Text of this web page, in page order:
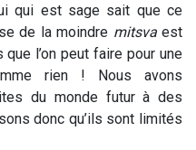
qui est sage sait que ce
de la moindre mitsvaest
l’on peut faire pour une
rien ! Nous avons
du monde futur à des
donc qu’ils sont limités